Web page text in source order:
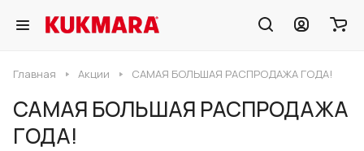
Главная Акции САМАЯ БОЛЬШАЯ РАСПРОДАЖА ГОДА!
САМАЯ БОЛЬШАЯ РАСПРОДАЖА
ГОДА!